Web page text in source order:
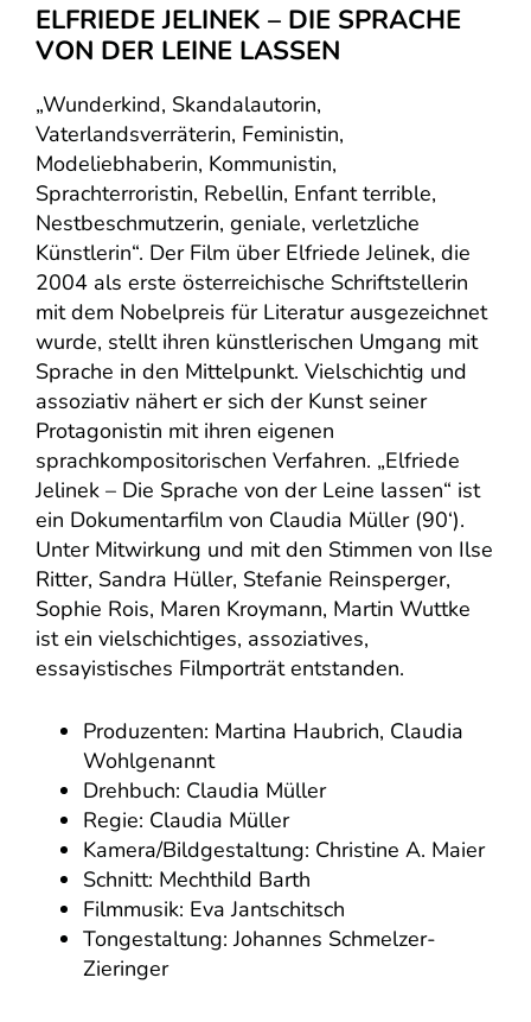
ELFRIEDE JELINEK – DIE SPRACHE
VON DER LEINE LASSEN
„Wunderkind, Skandalautorin,
Vaterlandsverräterin, Feministin,
Modeliebhaberin, Kommunistin,
Sprachterroristin, Rebellin, Enfant terrible,
Nestbeschmutzerin, geniale, verletzliche
Künstlerin“. Der Film über Elfriede Jelinek, die
2004 als erste österreichische Schriftstellerin
mit dem Nobelpreis für Literatur ausgezeichnet
wurde, stellt ihren künstlerischen Umgang mit
Sprache in den Mittelpunkt. Vielschichtig und
assoziativ nähert er sich der Kunst seiner
Protagonistin mit ihren eigenen
sprachkompositorischen Verfahren. „Elfriede
Jelinek – Die Sprache von der Leine lassen“ ist
ein Dokumentarfilm von Claudia Müller (90‘).
Unter Mitwirkung und mit den Stimmen von Ilse
Ritter, Sandra Hüller, Stefanie Reinsperger,
Sophie Rois, Maren Kroymann, Martin Wuttke
ist ein vielschichtiges, assoziatives,
essayistisches Filmporträt entstanden.
Produzenten: Martina Haubrich, Claudia
Wohlgenannt
Drehbuch: Claudia Müller
Regie: Claudia Müller
Kamera/Bildgestaltung: Christine A. Maier
Schnitt: Mechthild Barth
Filmmusik: Eva Jantschitsch
Tongestaltung: Johannes Schmelzer-
Zieringer